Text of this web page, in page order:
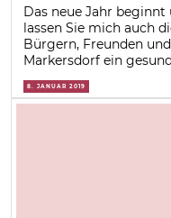
Das neue Jahr
lassen Sie mich auch
Bürgern, Freunden
Markersdorf ein
8. JANUAR 2019